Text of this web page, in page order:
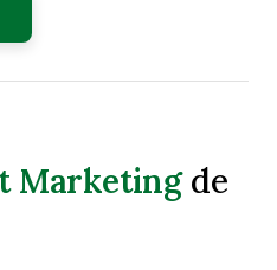
Marketingde